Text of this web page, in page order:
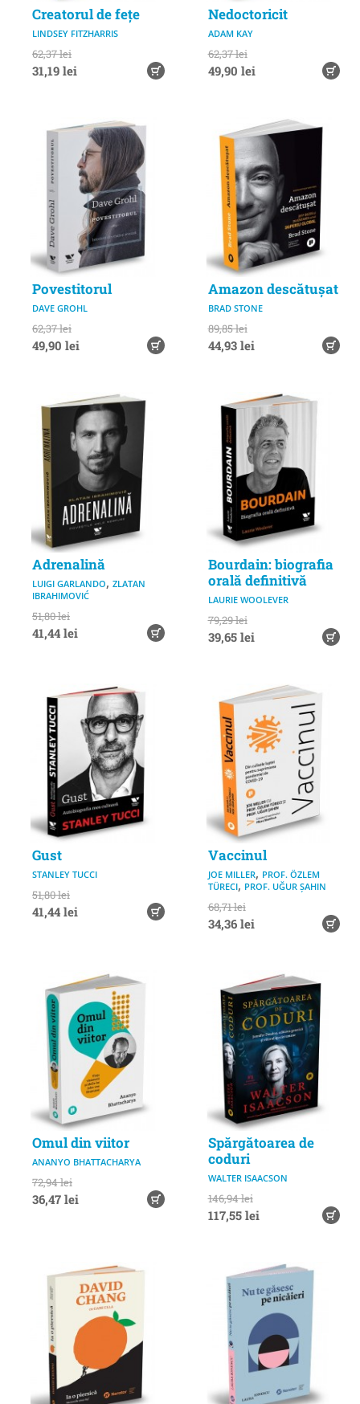
Creatorul de fețe
LINDSEY FITZHARRIS
62,37 lei
31,19 lei
Nedoctoricit
ADAM KAY
62,37 lei
49,90 lei
Povestitorul
DAVE GROHL
62,37 lei
49,90 lei
Amazon descătușat
BRAD STONE
89,85 lei
44,93 lei
Adrenalină
LUIGI GARLANDO, ZLATAN
IBRAHIMOVIĆ
51,80 lei
41,44 lei
Bourdain: biografia
orală definitivă
LAURIE WOOLEVER
79,29 lei
39,65 lei
Gust
STANLEY TUCCI
51,80 lei
41,44 lei
Vaccinul
JOE MILLER, PROF. ÖZLEM
TÜRECI, PROF. UĞUR ȘAHIN
68,71 lei
34,36 lei
Omul din viitor
ANANYO BHATTACHARYA
72,94 lei
36,47 lei
Spărgătoarea de
coduri
WALTER ISAACSON
146,94 lei
117,55 lei